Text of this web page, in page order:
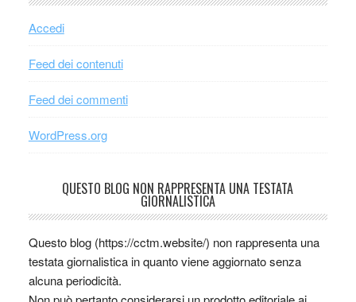
Accedi
Feed dei contenuti
Feed dei commenti
WordPress.org
QUESTO BLOG NON RAPPRESENTA UNA TESTATA
GIORNALISTICA
Questo blog (https://cctm.website/) non rappresenta una
testata giornalistica in quanto viene aggiornato senza
alcuna periodicità.